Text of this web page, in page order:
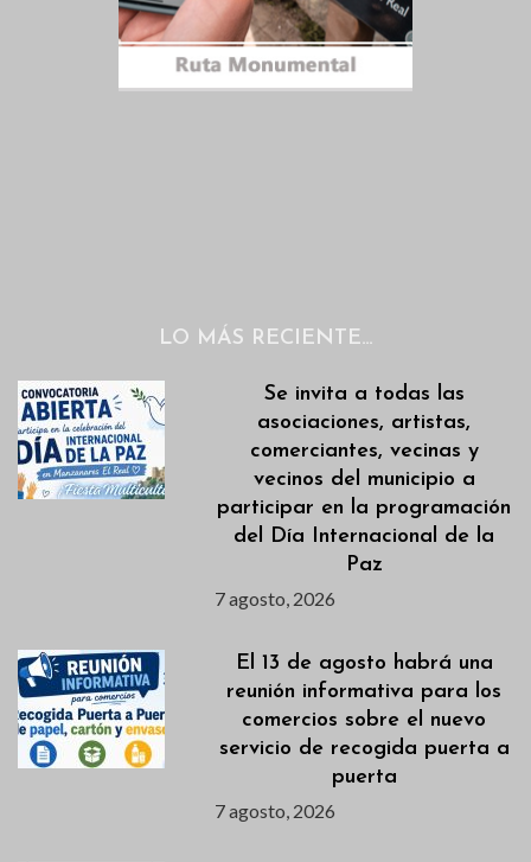
LO MÁS RECIENTE…
Se invita a todas las
asociaciones, artistas,
comerciantes, vecinas y
vecinos del municipio a
participar en la programación
del Día Internacional de la
Paz
7 agosto, 2026
El 13 de agosto habrá una
reunión informativa para los
comercios sobre el nuevo
servicio de recogida puerta a
puerta
7 agosto, 2026